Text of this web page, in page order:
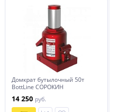
Домкрат бутылочный 50т
BottLine СОРОКИН
14 250 руб.